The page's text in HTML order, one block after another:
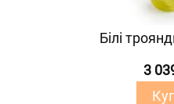
Білі
3